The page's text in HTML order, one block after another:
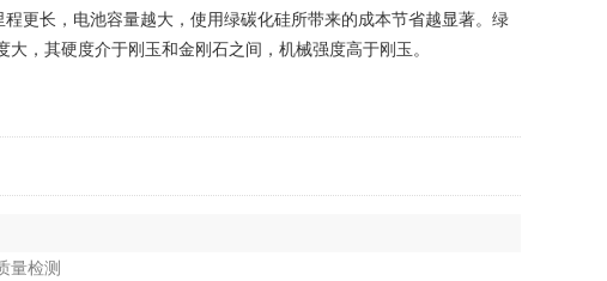
更长，电池容量越大，使用绿碳化硅所带来的成本节省越显著。绿
，其硬度介于刚玉和金刚石之间，机械强度高于刚玉。
量检测